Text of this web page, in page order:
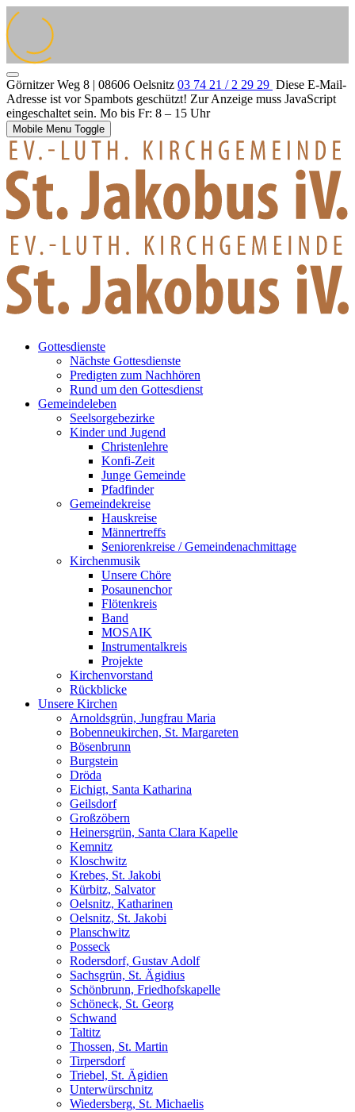
Görnitzer Weg 8 | 08606 Oelsnitz 03 74 21 / 2 29 29 Diese E-Mail-
Adresse ist vor Spambots geschützt! Zur Anzeige muss JavaScript
eingeschaltet sein. Mo bis Fr: 8 – 15 Uhr
Mobile Menu Toggle
Gottesdienste
Nächste Gottesdienste
Predigten zum Nachhören
Rund um den Gottesdienst
Gemeindeleben
Seelsorgebezirke
Kinder und Jugend
Christenlehre
Konfi-Zeit
Junge Gemeinde
Pfadfinder
Gemeindekreise
Hauskreise
Männertreffs
Seniorenkreise / Gemeindenachmittage
Kirchenmusik
Unsere Chöre
Posaunenchor
Flötenkreis
Band
MOSAIK
Instrumentalkreis
Projekte
Kirchenvorstand
Rückblicke
Unsere Kirchen
Arnoldsgrün, Jungfrau Maria
Bobenneukirchen, St. Margareten
Bösenbrunn
Burgstein
Dröda
Eichigt, Santa Katharina
Geilsdorf
Großzöbern
Heinersgrün, Santa Clara Kapelle
Kemnitz
Kloschwitz
Krebes, St. Jakobi
Kürbitz, Salvator
Oelsnitz, Katharinen
Oelsnitz, St. Jakobi
Planschwitz
Posseck
Rodersdorf, Gustav Adolf
Sachsgrün, St. Ägidius
Schönbrunn, Friedhofskapelle
Schöneck, St. Georg
Schwand
Taltitz
Thossen, St. Martin
Tirpersdorf
Triebel, St. Ägidien
Unterwürschnitz
Wiedersberg, St. Michaelis